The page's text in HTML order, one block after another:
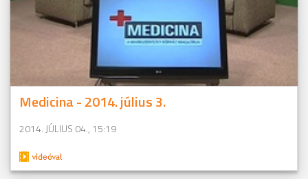
Medicina - 2014. július 3.
2014. JÚLIUS 04., 15:19